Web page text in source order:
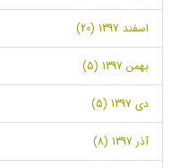
اسفند 1397 (20)
بهمن 1397 (5)
دی 1397 (5)
آذر 1397 (8)